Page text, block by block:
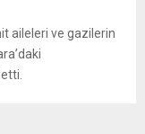
aileleri ve gazilerin